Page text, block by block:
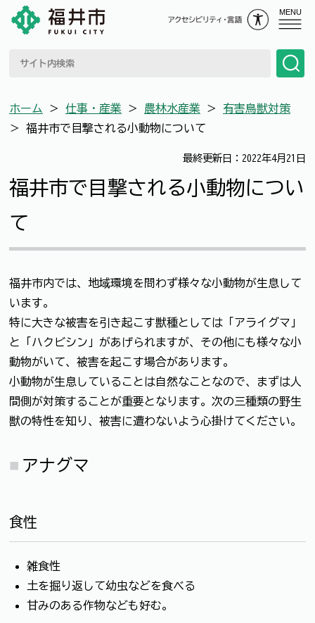
MENU
ホーム ＞ 仕事・産業 ＞ 農林水産業 ＞ 有害鳥獣対策
＞ 福井市で目撃される小動物について
最終更新日：2022年4月21日
福井市で目撃される小動物につい
て
福井市内では、地域環境を問わず様々な小動物が生息して
います。
特に大きな被害を引き起こす獣種としては「アライグマ」
と「ハクビシン」があげられますが、その他にも様々な小
動物がいて、被害を起こす場合があります。
小動物が生息していることは自然なことなので、まずは人
間側が対策することが重要となります。次の三種類の野生
獣の特性を知り、被害に遭わないよう心掛けてください。
アナグマ
食性
雑食性
土を掘り返して幼虫などを食べる
甘みのある作物なども好む。